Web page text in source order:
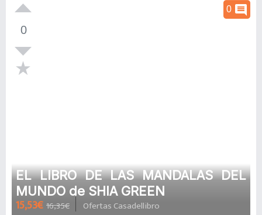
0
0 comment
EL LIBRO DE LAS MANDALAS DEL
MUNDO de SHIA GREEN
15,53€ 16,35€ Ofertas Casadellibro